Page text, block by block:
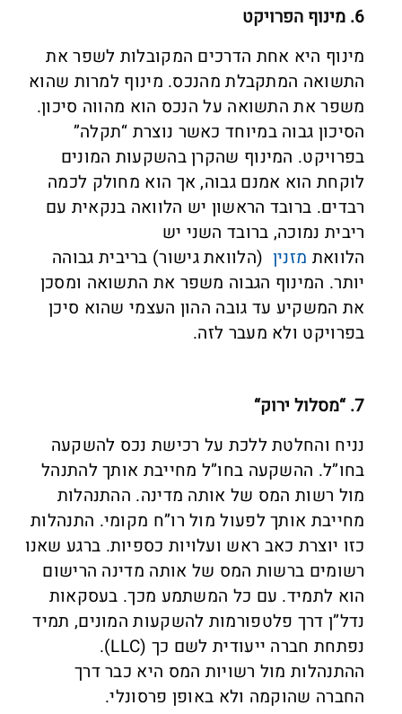
6. מינוף הפרויקט
מינוף היא אחת הדרכים המקובלות לשפר את
התשואה המתקבלת מהנכס. מינוף למרות שהוא
משפר את התשואה על הנכס הוא מהווה סיכון.
הסיכון גבוה במיוחד כאשר נוצרת “תקלה”
בפרויקט. המינוף שהקרן בהשקעות המונים
לוקחת הוא אמנם גבוה, אך הוא מחולק לכמה
רבדים. ברובד הראשון יש הלוואה בנקאית עם
ריבית נמוכה, ברובד השני יש
הלוואת מזנין (הלוואת גישור) בריבית גבוהה
יותר. המינוף הגבוה משפר את התשואה ומסכן
את המשקיע עד גובה ההון העצמי שהוא סיכן
בפרויקט ולא מעבר לזה.
7. “מסלול ירוק“
נניח והחלטת ללכת על רכישת נכס להשקעה
בחו”ל. ההשקעה בחו”ל מחייבת אותך להתנהל
מול רשות המס של אותה מדינה. ההתנהלות
מחייבת אותך לפעול מול רו”ח מקומי. התנהלות
כזו יוצרת כאב ראש ועלויות כספיות. ברגע שאנו
רשומים ברשות המס של אותה מדינה הרישום
הוא לתמיד. עם כל המשתמע מכך. בעסקאות
נדל”ן דרך פלטפורמות להשקעות המונים, תמיד
נפתחת חברה ייעודית לשם כך (LLC).
ההתנהלות מול רשויות המס היא כבר דרך
החברה שהוקמה ולא באופן פרסונלי.